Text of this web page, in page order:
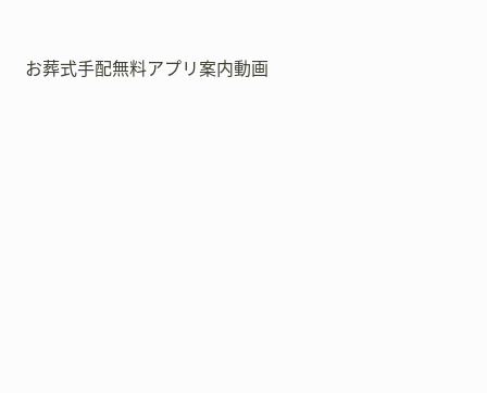
お葬式手配無料アプリ案内動画